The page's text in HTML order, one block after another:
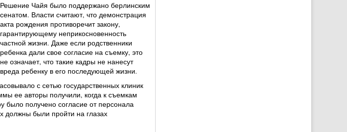
Решение Чайя было поддержано берлинским
сенатом. Власти считают, что демонстрация
акта рождения противоречит закону,
гарантирующему неприкосновенность
частной жизни. Даже если родственники
ребенка дали свое согласие на съемку, это
не означает, что такие кадры не нанесут
вреда ребенку в его последующей жизни.
с сетью государственных клиник
ее авторы получили, когда к съемкам
было получено согласие от персонала
должны были пройти на глазах